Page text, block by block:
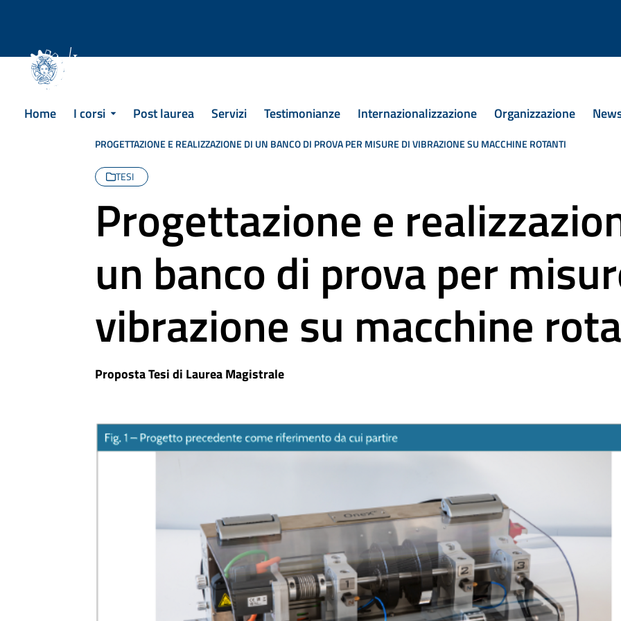
Corsi di Laurea in Ingegneria Meccanica
Home I corsi Post laurea Servizi Testimonianze Internazionalizzazione Organizzazione
PROGETTAZIONE E REALIZZAZIONE DI UN BANCO DI PROVA PER MISURE DI VIBRAZIONE SU MACCHINE ROTANTI
TESI
Progettazione e
un banco di prova per
vibrazione su macchine
Proposta Tesi di Laurea Magistrale